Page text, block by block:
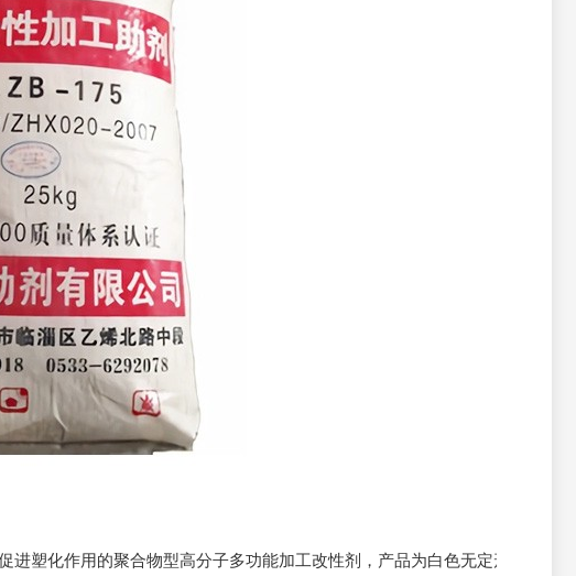
塑化作用的聚合物型高分子多功能加工改性剂，产品为白色无定形